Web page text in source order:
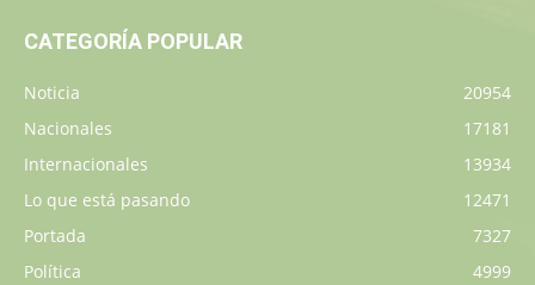
CATEGORÍA POPULAR
Noticia
20954
Nacionales
17181
Internacionales
13934
Lo que está pasando
12471
Portada
7327
Política
4999